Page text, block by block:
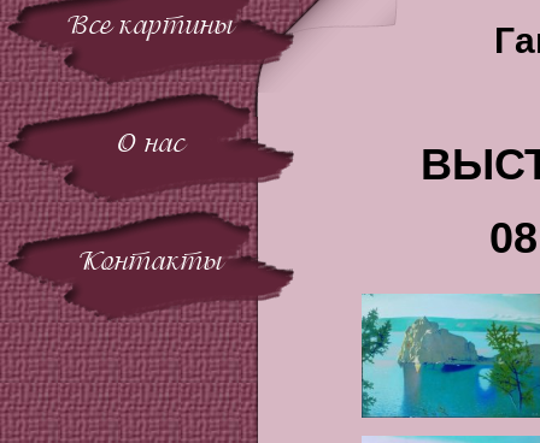
Все картины
О нас
Контакты